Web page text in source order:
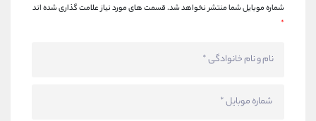
شماره موبایل شما منتشر نخواهد شد.قسمت های مورد نیاز علامت گذاری شده اند
*